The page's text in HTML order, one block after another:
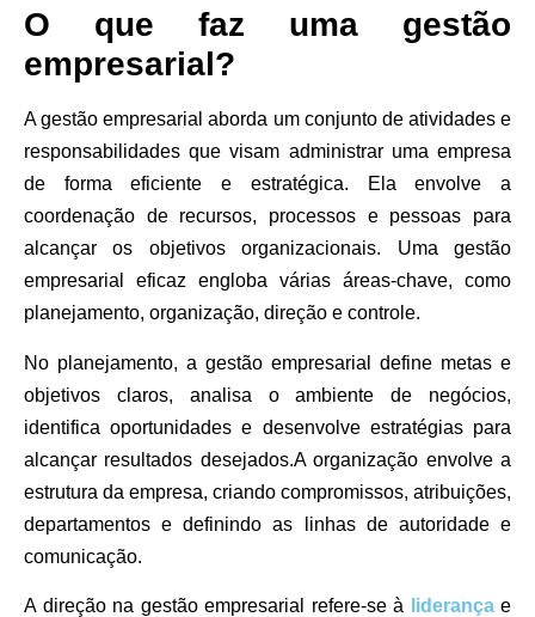
O que faz uma gestão
empresarial?
A gestão empresarial aborda um conjunto de atividades e
responsabilidades que visam administrar uma empresa
de forma eficiente e estratégica. Ela envolve a
coordenação de recursos, processos e pessoas para
alcançar os objetivos organizacionais. Uma gestão
empresarial eficaz engloba várias áreas-chave, como
planejamento, organização, direção e controle.
No planejamento, a gestão empresarial define metas e
objetivos claros, analisa o ambiente de negócios,
identifica oportunidades e desenvolve estratégias para
alcançar resultados desejados.A organização envolve a
estrutura da empresa, criando compromissos, atribuições,
departamentos e definindo as linhas de autoridade e
comunicação.
A direção na gestão empresarial refere-se à liderançae